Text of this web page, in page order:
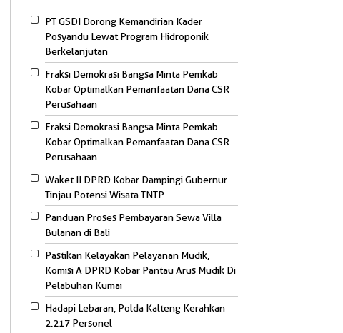
PT GSDI Dorong Kemandirian Kader
Posyandu Lewat Program Hidroponik
Berkelanjutan
Fraksi Demokrasi Bangsa Minta Pemkab
Kobar Optimalkan Pemanfaatan Dana CSR
Perusahaan
Fraksi Demokrasi Bangsa Minta Pemkab
Kobar Optimalkan Pemanfaatan Dana CSR
Perusahaan
Waket II DPRD Kobar Dampingi Gubernur
Tinjau Potensi Wisata TNTP
Panduan Proses Pembayaran Sewa Villa
Bulanan di Bali
Pastikan Kelayakan Pelayanan Mudik,
Komisi A DPRD Kobar Pantau Arus Mudik Di
Pelabuhan Kumai
Hadapi Lebaran, Polda Kalteng Kerahkan
2.217 Personel